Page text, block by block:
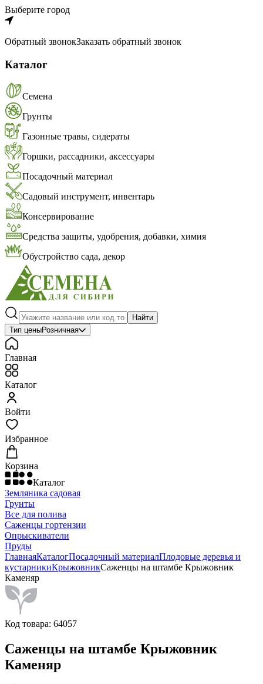
Выберите город
Обратный звонокЗаказать обратный звонок
Каталог
Семена
Грунты
Газонные травы, сидераты
Горшки, рассадники, аксессуары
Посадочный материал
Садовый инструмент, инвентарь
Консервирование
Средства защиты, удобрения, добавки, химия
Обустройство сада, декор
Найти
Тип ценыРозничная
Главная
Каталог
Войти
Избранное
Корзина
Каталог
Земляника садовая
Грунты
Все для полива
Саженцы гортензии
Опрыскиватели
Пруды
ГлавнаяКаталогПосадочный материалПлодовые деревья и
кустарникиКрыжовникСаженцы на штамбе Крыжовник
Каменяр
Код товара: 64057
Саженцы на штамбе Крыжовник
Каменяр